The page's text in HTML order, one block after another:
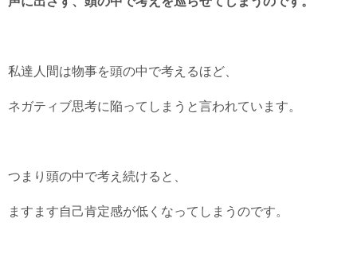
私達人間は物事を頭の中で考えるほど、
ネガティブ思考に陥ってしまうと言われています。
つまり頭の中で考え続けると、
ますます自己肯定感が低くなってしまうのです。